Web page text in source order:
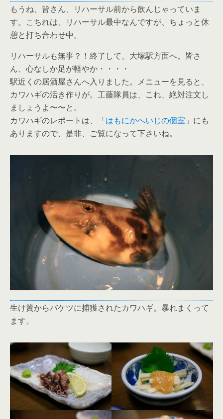
もうね、皆さん、リハーサル前から飲んじゃっていま
す。こちれは、リハーサル最中なんですが、ちょっと休
憩と打ち合わせ中。
リハーサルも無事？！終了して、大塚駅方面へ。皆さ
ん、心なしか足が軽やか・・・・
駅近くの居酒屋さんへ入りました。メニューを見ると、
カワハギの活き作りが。工藤隊員は、これ、絶対注文し
ましょうよ〜〜と。
カワハギのレポートは、「はもにかへいじの個室 」にも
ありますので、是非、ご覧になって下さいね。
生け簀からバケツに捕獲されたカワハギ。暴れまくって
ます。